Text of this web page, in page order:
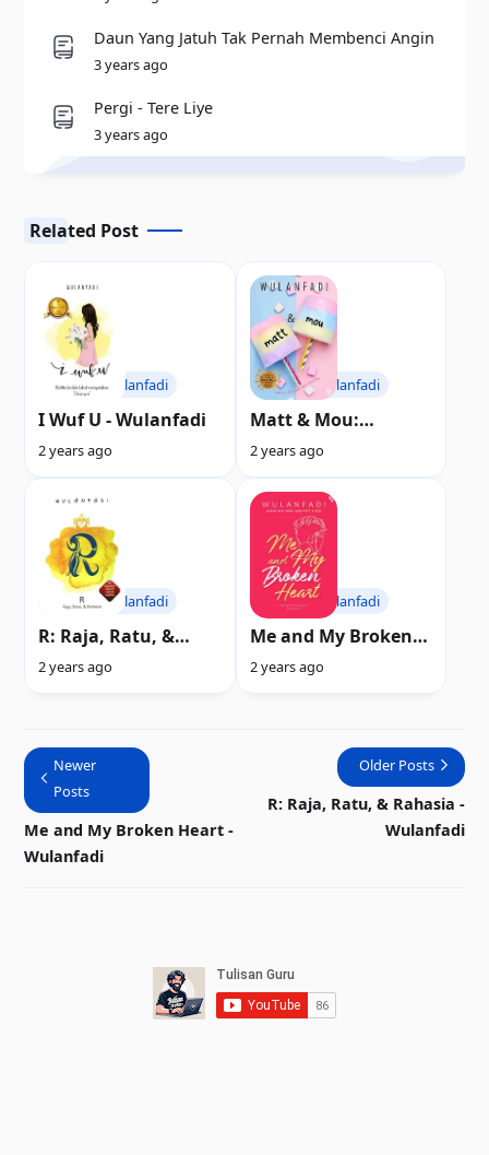
Daun Yang Jatuh Tak Pernah Membenci Angin
3 years ago
Pergi - Tere Liye
3 years ago
Related Post
Novel Wulanfadi
I Wuf U - Wulanfadi
2 years ago
Novel Wulanfadi
Matt & Mou:
Matahari, Pluto, dan
Wulanfadi
2 years ago
Novel Wulanfadi
R: Raja, Ratu, &
Rahasia - Wulanfadi
2 years ago
Novel Wulanfadi
Me and My Broken
Heart - Wulanfadi
2 years ago
Newer
Posts
Me and My Broken Heart -
Wulanfadi
Older Posts
R: Raja, Ratu, & Rahasia -
Wulanfadi